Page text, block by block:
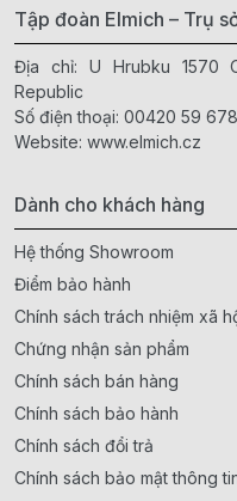
Tập đoàn Elmich – Trụ
Địa chỉ: U Hrubku 1570
Republic
Số điện thoại: 00420 59
Website: www.elmich.cz
Dành cho khách hàng
Hệ thống Showroom
Điểm bảo hành
Chính sách trách nhiệm xã
Chứng nhận sản phẩm
Chính sách bán hàng
Chính sách bảo hành
Chính sách đổi trả
Chính sách bảo mật thông